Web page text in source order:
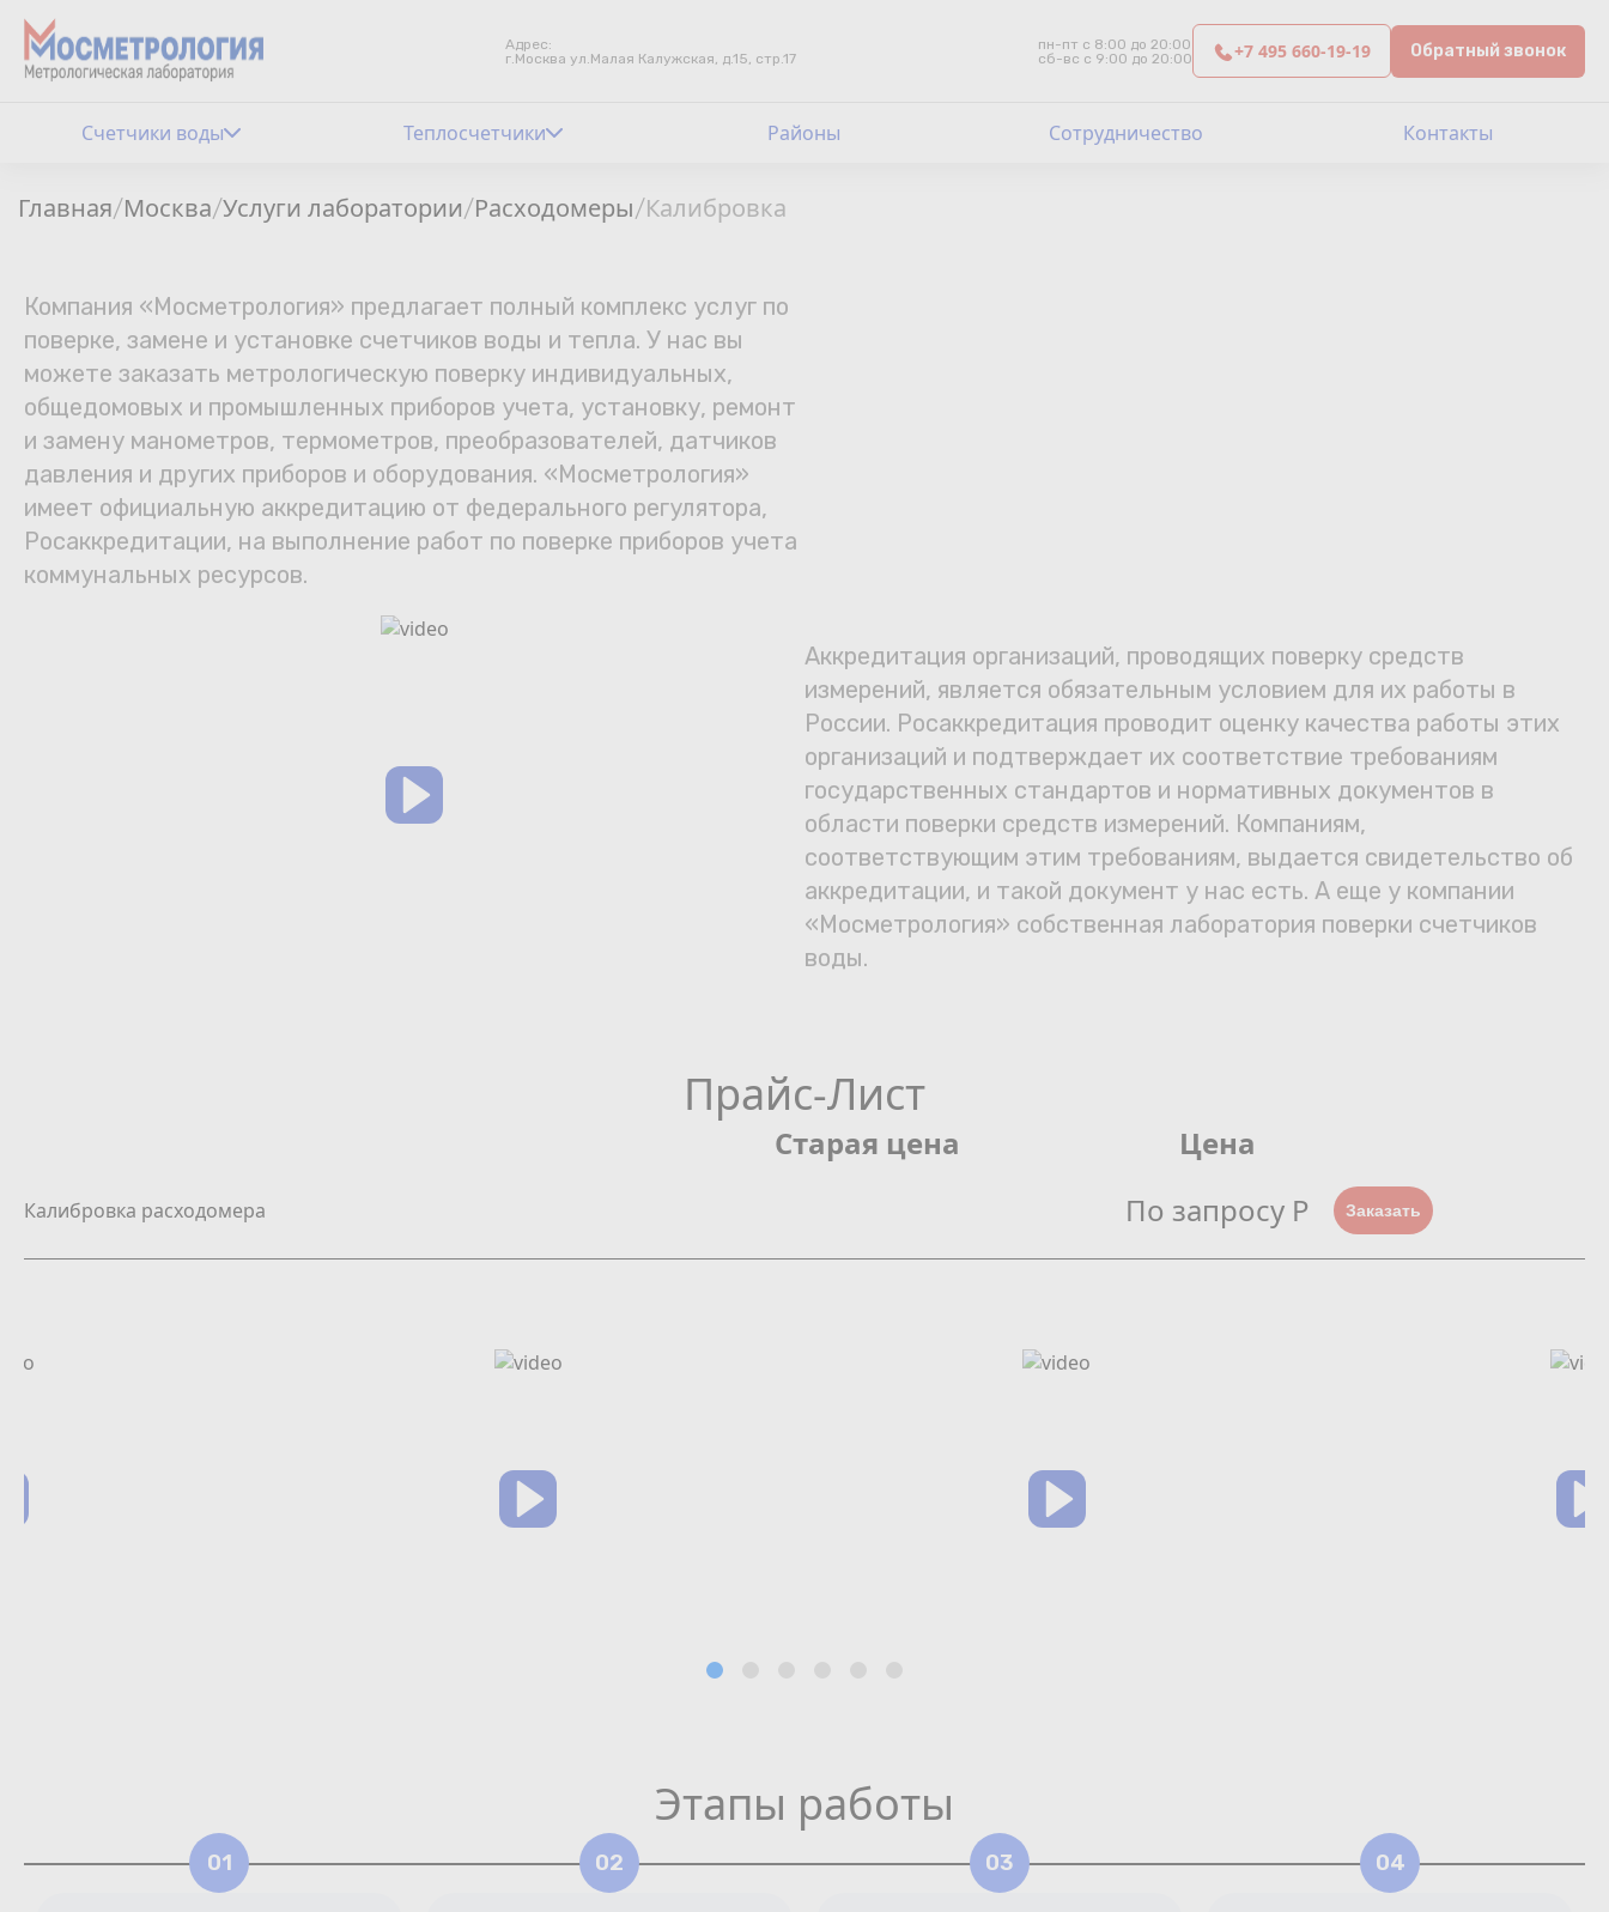
Адрес:
г.Москва ул.Малая Калужская, д.15, стр.17
пн-пт с 8:00 до 20:00
сб-вс с 9:00 до 20:00
+7 495 660-19-19 Обратный звонок
Контакты
Счетчики воды
Услуги лаборатории
Районы
Аршин
Вопрос-ответ
Сотрудничество
защита от мошенников
Счетчики воды Теплосчетчики Районы Сотрудничество Контакты
Главная/Москва/Услуги лаборатории/Расходомеры/Калибровка
Компания «Мосметрология» предлагает полный комплекс услуг по
поверке, замене и установке счетчиков воды и тепла. У нас вы
можете заказать метрологическую поверку индивидуальных,
общедомовых и промышленных приборов учета, установку, ремонт
и замену манометров, термометров, преобразователей, датчиков
давления и других приборов и оборудования. «Мосметрология»
имеет официальную аккредитацию от федерального регулятора,
Росаккредитации, на выполнение работ по поверке приборов учета
коммунальных ресурсов.
Аккредитация организаций, проводящих поверку средств
измерений, является обязательным условием для их работы в
России. Росаккредитация проводит оценку качества работы этих
организаций и подтверждает их соответствие требованиям
государственных стандартов и нормативных документов в
области поверки средств измерений. Компаниям,
соответствующим этим требованиям, выдается свидетельство об
аккредитации, и такой документ у нас есть. А еще у компании
«Мосметрология» собственная лаборатория поверки счетчиков
воды.
Прайс-Лист
Старая цена Цена
Калибровка расходомера По запросу Р Заказать
Этапы работы
01 02 03 04